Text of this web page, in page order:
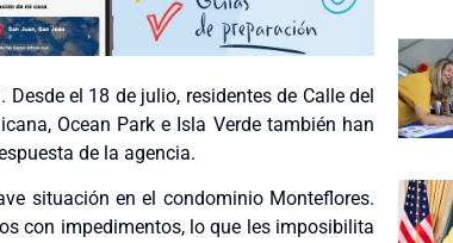
el 18 de julio, residentes de Calle del
Ocean Park e Isla Verde también han
de la agencia.
situación en el condominio Monteflores.
con impedimentos, lo que les imposibilita